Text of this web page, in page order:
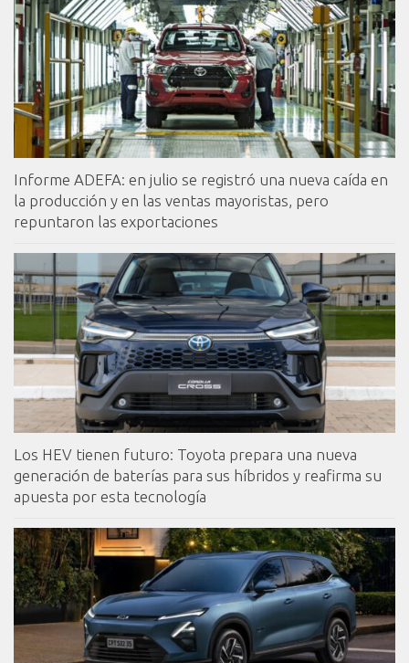
Informe ADEFA: en julio se registró una nueva caída en
la producción y en las ventas mayoristas, pero
repuntaron las exportaciones
Los HEV tienen futuro: Toyota prepara una nueva
generación de baterías para sus híbridos y reafirma su
apuesta por esta tecnología